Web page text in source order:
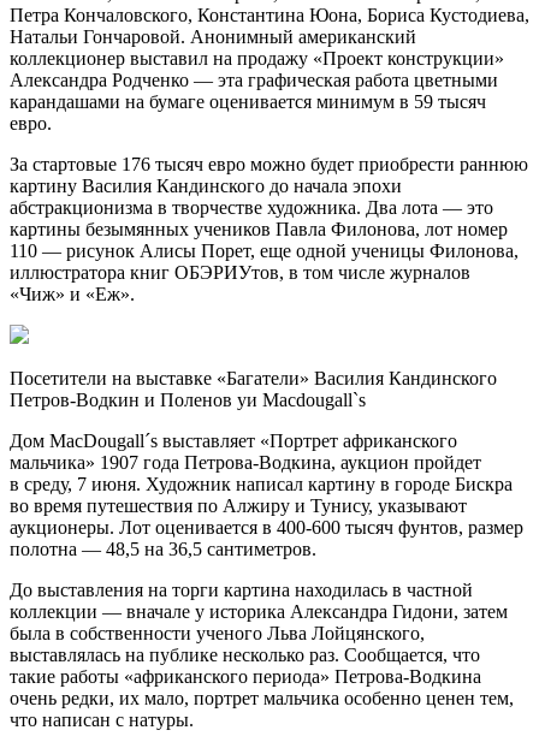
Петра Кончаловского, Константина Юона, Бориса Кустодиева,
Натальи Гончаровой. Анонимный американский
коллекционер выставил на продажу «Проект конструкции»
Александра Родченко — эта графическая работа цветными
карандашами на бумаге оценивается минимум в 59 тысяч
евро.
За стартовые 176 тысяч евро можно будет приобрести раннюю
картину Василия Кандинского до начала эпохи
абстракционизма в творчестве художника. Два лота — это
картины безымянных учеников Павла Филонова, лот номер
110 — рисунок Алисы Порет, еще одной ученицы Филонова,
иллюстратора книг ОБЭРИУтов, в том числе журналов
«Чиж» и «Еж».
Посетители на выставке «Багатели» Василия Кандинского
Петров-Водкин и Поленов уи Macdougall`s
Дом MacDougall´s выставляет «Портрет африканского
мальчика» 1907 года Петрова-Водкина, аукцион пройдет
в среду, 7 июня. Художник написал картину в городе Бискра
во время путешествия по Алжиру и Тунису, указывают
аукционеры. Лот оценивается в 400-600 тысяч фунтов, размер
полотна — 48,5 на 36,5 сантиметров.
До выставления на торги картина находилась в частной
коллекции — вначале у историка Александра Гидони, затем
была в собственности ученого Льва Лойцянского,
выставлялась на публике несколько раз. Сообщается, что
такие работы «африканского периода» Петрова-Водкина
очень редки, их мало, портрет мальчика особенно ценен тем,
что написан с натуры.